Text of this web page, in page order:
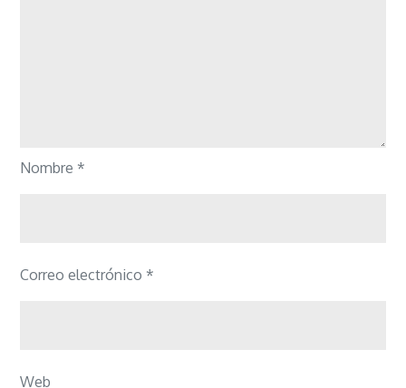
Nombre *
Correo electrónico *
Web